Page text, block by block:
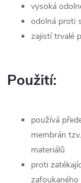
vysoká
odolná proti
zajistí trvalé
Použití:
používá
membrán
materiálů
proti